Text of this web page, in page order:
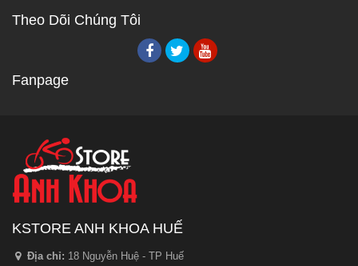
Theo Dõi Chúng Tôi
Fanpage
KSTORE ANH KHOA HUẾ
Địa chỉ: 18 Nguyễn Huệ - TP Huế